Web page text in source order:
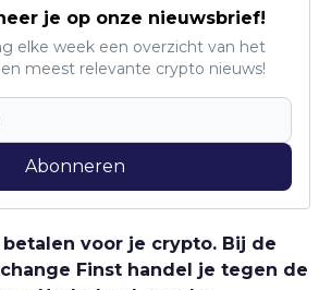
je op onze nieuwsbrief!
elke week een overzicht van het
meest relevante crypto nieuws!
Abonneren
voor je crypto. Bij de
Finst handel je tegen de